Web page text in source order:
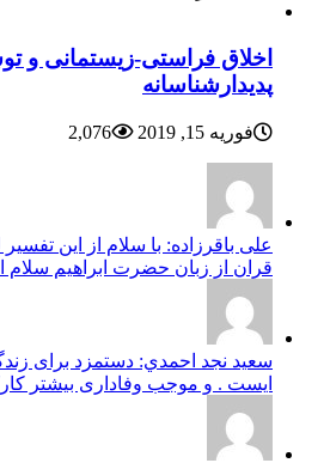
اخلاق فراستی-زیستمانی و
پدیدارشناسانه
فوریه 15, 2019 2,076
علی باقرزاده: با سلام از این تفسیر
قران از زبان حضرت ابراهیم سلام
سعيد نجد احمدي: دستمزد برای
ایست . و موجب وفاداری بیشتر